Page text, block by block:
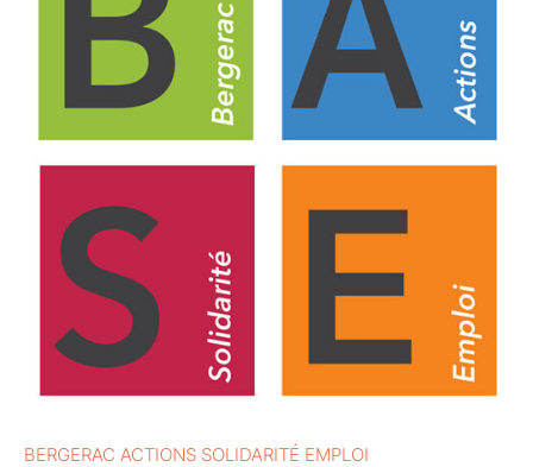
BERGERAC ACTIONS SOLIDARITÉ EMPLOI